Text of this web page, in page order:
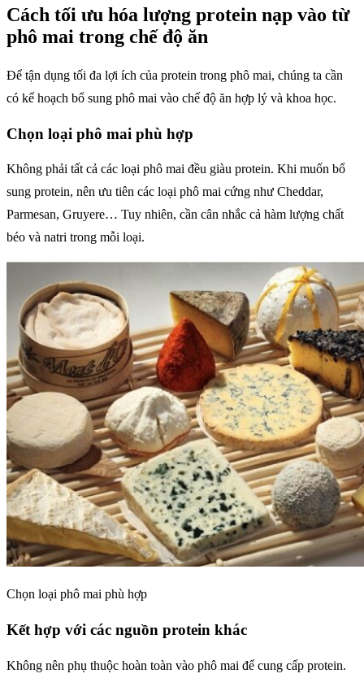
Cách tối ưu hóa lượng protein nạp vào từ
phô mai trong chế độ ăn
Để tận dụng tối đa lợi ích của protein trong phô mai, chúng ta cần
có kế hoạch bổ sung phô mai vào chế độ ăn hợp lý và khoa học.
Chọn loại phô mai phù hợp
Không phải tất cả các loại phô mai đều giàu protein. Khi muốn bổ
sung protein, nên ưu tiên các loại phô mai cứng như Cheddar,
Parmesan, Gruyere… Tuy nhiên, cần cân nhắc cả hàm lượng chất
béo và natri trong mỗi loại.
Chọn loại phô mai phù hợp
Kết hợp với các nguồn protein khác
Không nên phụ thuộc hoàn toàn vào phô mai để cung cấp protein.